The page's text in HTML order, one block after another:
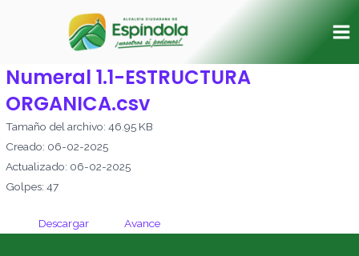
Numeral 1.1-ESTRUCTURA
ORGANICA.csv
Tamaño del archivo: 46.95 KB
Creado: 06-02-2025
Actualizado: 06-02-2025
Golpes: 47
Descargar Avance